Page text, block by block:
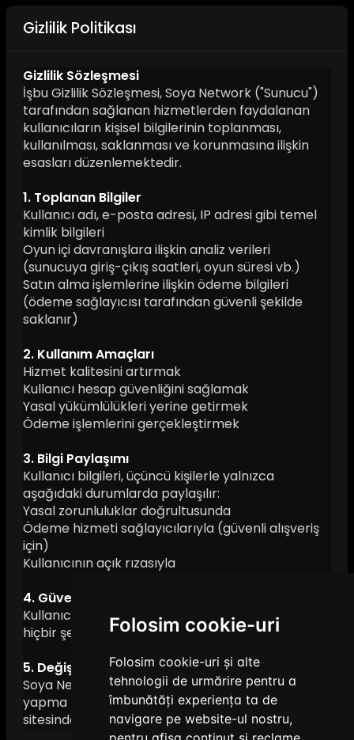
Folosim cookie-uri
Folosim cookie-uri și alte
tehnologii de urmărire pentru a
îmbunătăți experiența ta de
navigare pe website-ul nostru,
Gizlilik Politikası
Gizlilik Sözleşmesi
İşbu Gizlilik Sözleşmesi, Soya Network ("Sunucu")
tarafından sağlanan hizmetlerden faydalanan
kullanıcıların kişisel bilgilerinin toplanması,
kullanılması, saklanması ve korunmasına ilişkin
esasları düzenlemektedir.
1. Toplanan Bilgiler
Kullanıcı adı, e-posta adresi, IP adresi gibi temel
kimlik bilgileri
Oyun içi davranışlara ilişkin analiz verileri
(sunucuya giriş-çıkış saatleri, oyun süresi vb.)
Satın alma işlemlerine ilişkin ödeme bilgileri
(ödeme sağlayıcısı tarafından güvenli şekilde
saklanır)
2. Kullanım Amaçları
Hizmet kalitesini artırmak
Kullanıcı hesap güvenliğini sağlamak
Yasal yükümlülükleri yerine getirmek
Ödeme işlemlerini gerçekleştirmek
3. Bilgi Paylaşımı
Kullanıcı bilgileri, üçüncü kişilerle yalnızca
aşağıdaki durumlarda paylaşılır:
Yasal zorunluluklar doğrultusunda
Ödeme hizmeti sağlayıcılarıyla (güvenli alışveriş
için)
Kullanıcının açık rızasıyla
4. Güvenlik
Kullanıcı verileri güvenli sunucularda saklanır ve
hiçbir şekilde yetkisiz kişilerle paylaşılmaz.
5. Değişiklikler
Soya Network, gizlilik sözleşmesinde değişiklik
yapma hakkını saklı tutar. Değişiklikler web
sitesinde yayınlandığı anda yürürlüğe girer.